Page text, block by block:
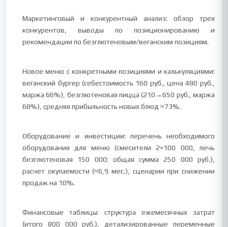
Маркетинговый и конкурентный анализ: обзор трех
конкурентов, выводы по позиционированию и
рекомендации по безглютеновым/веганским позициям.
Новое меню с конкретными позициями и калькуляциями:
веганский бургер (себестоимость 160 руб., цена 480 руб.,
маржа 66%), безглютеновая пицца (210→650 руб., маржа
68%), средняя прибыльность новых блюд ≈73%.
Оборудование и инвестиции: перечень необходимого
оборудования для меню (смесители 2×100 000, печь
безглютеновая 150 000; общая сумма 250 000 руб.),
расчет окупаемости (≈6,9 мес.), сценарии при снижении
продаж на 10%.
Финансовые таблицы: структура ежемесячных затрат
(итого 800 000 руб.), детализированные переменные